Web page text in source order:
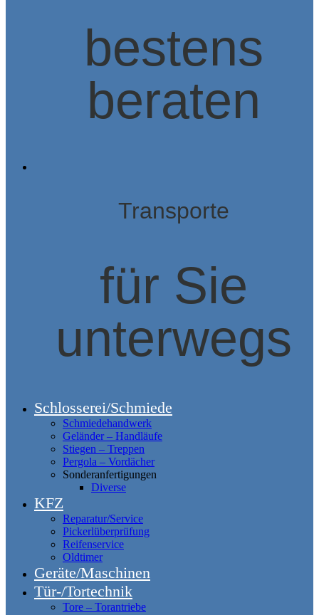
bestens
beraten
Transporte
für Sie
unterwegs
Schlosserei/Schmiede
Schmiedehandwerk
Geländer – Handläufe
Stiegen – Treppen
Pergola – Vordächer
Sonderanfertigungen
Diverse
KFZ
Reparatur/Service
Pickerlüberprüfung
Reifenservice
Oldtimer
Geräte/Maschinen
Tür-/Tortechnik
Tore – Torantriebe